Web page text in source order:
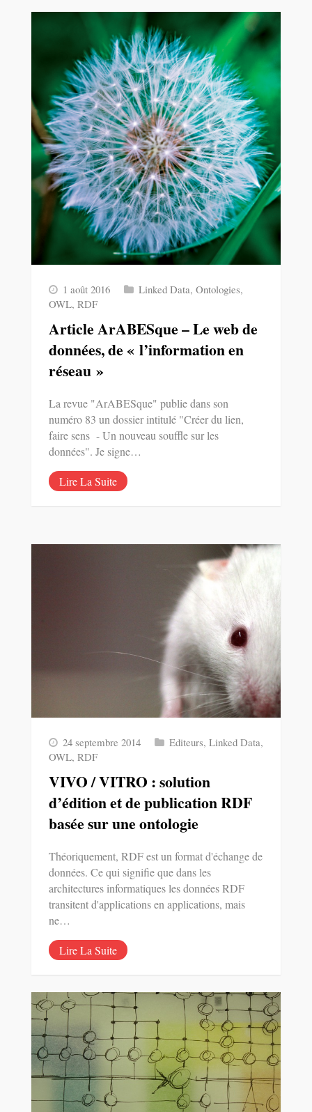
1 août 2016 Linked Data, Ontologies,
OWL, RDF
Article ArABESque – Le web de
données, de « l’information en
réseau »
La revue "ArABESque" publie dans son
numéro 83 un dossier intitulé "Créer du lien,
faire sens - Un nouveau souffle sur les
données". Je signe…
Lire La Suite
24 septembre 2014 Editeurs, Linked Data,
OWL, RDF
VIVO / VITRO : solution
d’édition et de publication RDF
basée sur une ontologie
Théoriquement, RDF est un format d'échange de
données. Ce qui signifie que dans les
architectures informatiques les données RDF
transitent d'applications en applications, mais
ne…
Lire La Suite